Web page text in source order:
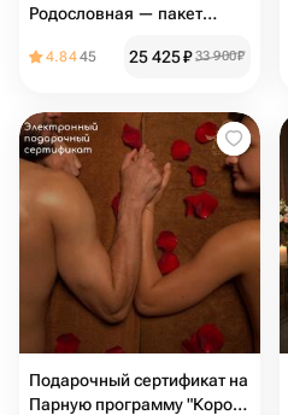
Родословная — пакет
4.8445 25 425₽ 33 900₽
Подарочный сертификат на
Парную программу "Король